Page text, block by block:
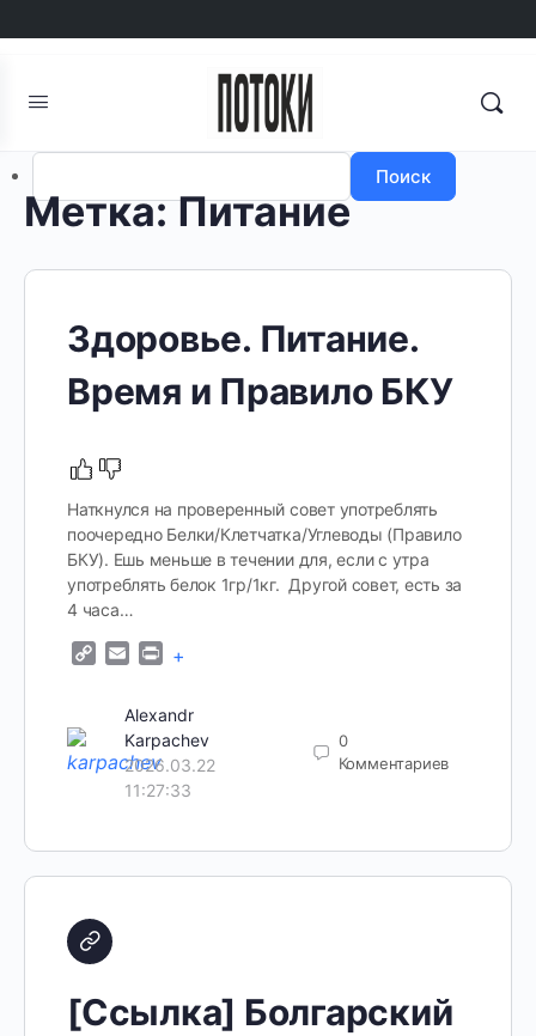
Регистрация
Поиск
Метка:Питание
Здоровье. Питание.
Время и Правило БКУ
Наткнулся на проверенный совет употреблять
поочередно Белки/Клетчатка/Углеводы (Правило
БКУ). Ешь меньше в течении для, если с утра
употреблять белок 1гр/1кг. Другой совет, есть за
4 часа…
CopyEmailPrint
+
Alexandr
Karpachev
2026.03.22
11:27:33
0
Комментариев
[Ссылка] Болгарский